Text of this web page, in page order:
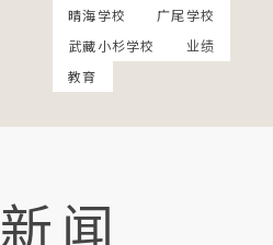
晴海学校
广尾学校
武藏小杉学校
业绩
教育
新闻